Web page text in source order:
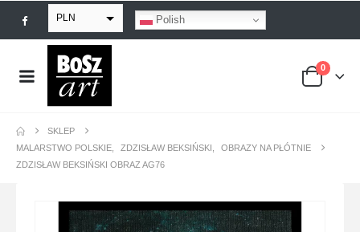
PLN
EUR
USD
Polish
0
SKLEP
MALARSTWO POLSKIE
ZDZISŁAW BEKSIŃSKI
OBRAZY NA PŁÓTNIE
ZDZISŁAW BEKSIŃSKI OBRAZ AG76